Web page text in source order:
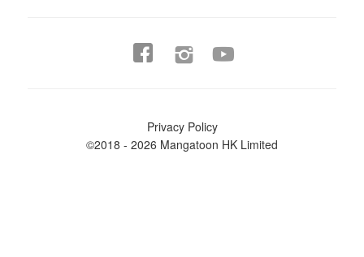
 
Privacy Policy
©2018 - 2026 Mangatoon HK Limited